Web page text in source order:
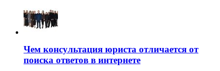
Чем консультация юриста отличается от
поиска ответов в интернете